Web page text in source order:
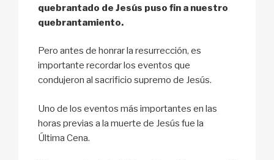
quebrantado de Jesús puso fin a nuestro
quebrantamiento.
Pero antes de honrar la resurrección, es
importante recordar los eventos que
condujeron al sacrificio supremo de Jesús.
Uno de los eventos más importantes en las
horas previas a la muerte de Jesús fue la
Última Cena.